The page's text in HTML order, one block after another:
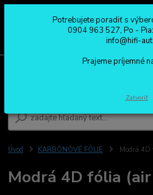
0904 963 527
Po - Pia: 08:00 - 16:00
Úvod KARBÓNOVÉ FÓLIE Modrá 4D
Modrá 4D fólia
Potrebujete poradiť s
0904 963 527, Po -
info@hifi-
Prajeme príjemné
Zatvoriť